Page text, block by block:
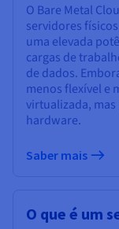
O Bare Metal
servidores
uma elevada
cargas de
de dados.
menos flexível e
virtualizada,
hardware.
Saber mais
O que é um